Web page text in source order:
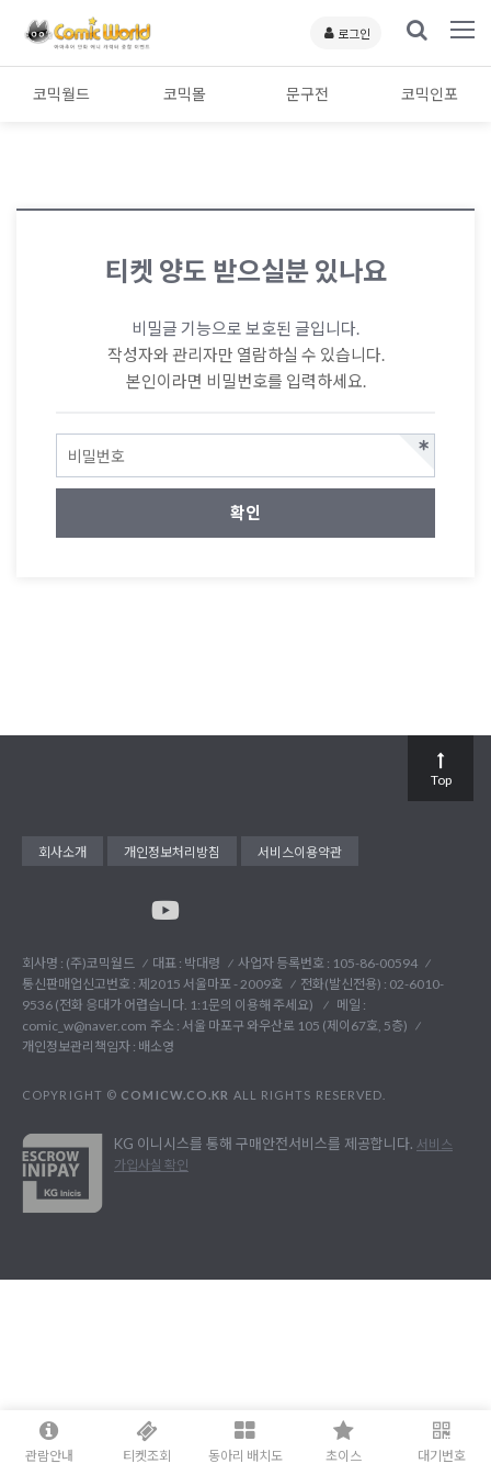
로그인
코믹월드 코믹몰 문구전 코믹인포
관람안내 티켓조회 동아리 배치도 초이스 대기번호
티켓 양도 받으실분 있나요
비밀글 기능으로 보호된 글입니다.
작성자와 관리자만 열람하실 수 있습니다.
본인이라면 비밀번호를 입력하세요.
회사소개 개인정보처리방침 서비스이용약관
회사명 : (주)코믹월드 대표 : 박대령
사업자 등록번호 : 105-86-00594
통신판매업신고번호 : 제2015 서울마포 - 2009호
전화(발신전용) : 02-6010-
9536 (전화 응대가 어렵습니다. 1:1문의 이용해 주세요)
메일 :
comic_w@naver.com 주소 : 서울 마포구 와우산로 105 (제이67호, 5층)
개인정보관리책임자 : 배소영
COPYRIGHT © COMICW.CO.KR ALL RIGHTS RESERVED.
KG 이니시스를 통해 구매안전서비스를 제공합니다. 서비스
가입사실 확인
Top